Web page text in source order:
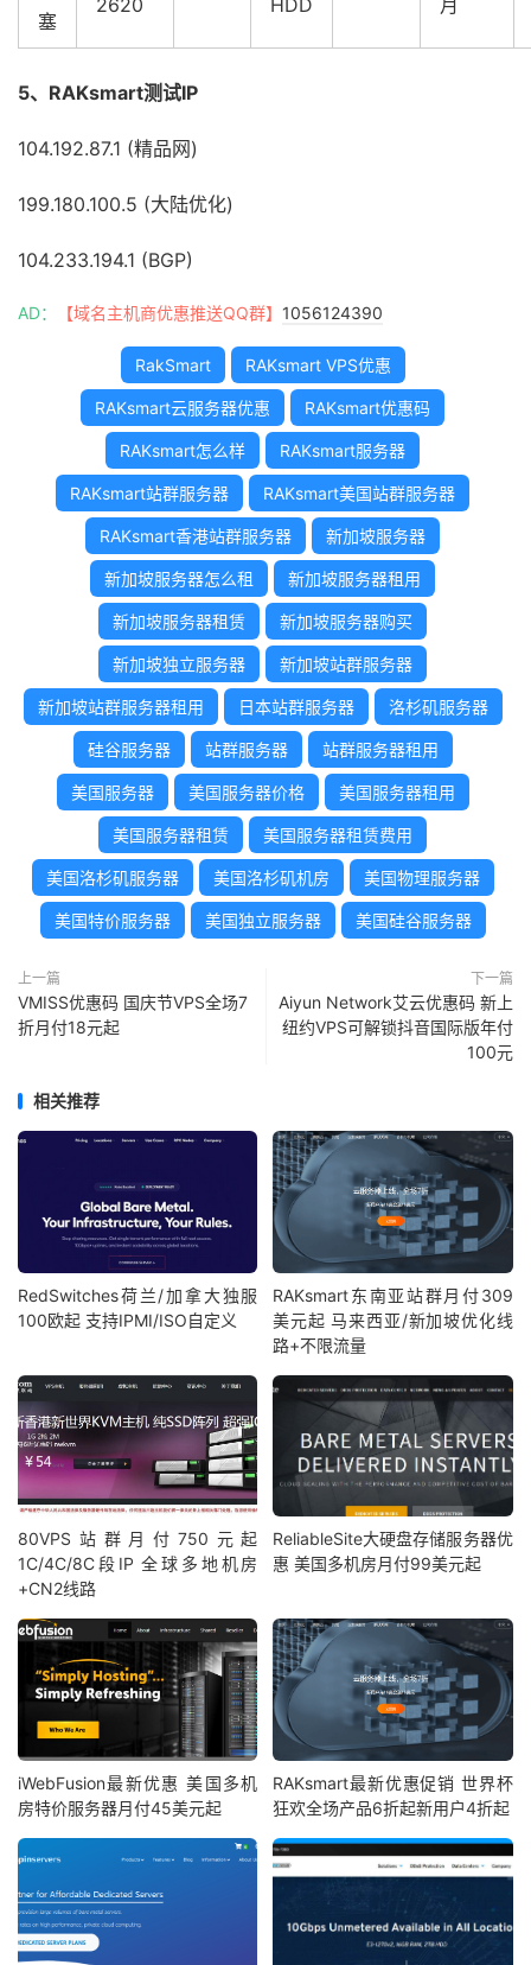
塞
2620
HDD
月
5、RAKsmart测试IP
104.192.87.1 (精品网)
199.180.100.5 (大陆优化)
104.233.194.1 (BGP)
AD： 【域名主机商优惠推送QQ群】 1056124390
RakSmart RAKsmart VPS优惠
RAKsmart云服务器优惠 RAKsmart优惠码
RAKsmart怎么样 RAKsmart服务器
RAKsmart站群服务器 RAKsmart美国站群服务器
RAKsmart香港站群服务器 新加坡服务器
新加坡服务器怎么租 新加坡服务器租用
新加坡服务器租赁 新加坡服务器购买
新加坡独立服务器 新加坡站群服务器
新加坡站群服务器租用 日本站群服务器 洛杉矶服务器
硅谷服务器 站群服务器 站群服务器租用
美国服务器 美国服务器价格 美国服务器租用
美国服务器租赁 美国服务器租赁费用
美国洛杉矶服务器 美国洛杉矶机房 美国物理服务器
美国特价服务器 美国独立服务器 美国硅谷服务器
上一篇
VMISS优惠码 国庆节VPS全场7
折月付18元起
下一篇
Aiyun Network艾云优惠码 新上
纽约VPS可解锁抖音国际版年付
100元
相关推荐
RedSwitches荷兰/加拿大独服
100欧起 支持IPMI/ISO自定义
RAKsmart东南亚站群月付309
美元起 马来西亚/新加坡优化线
路+不限流量
80VPS站群月付750元起
1C/4C/8C段IP 全球多地机房
+CN2线路
ReliableSite大硬盘存储服务器优
惠 美国多机房月付99美元起
iWebFusion最新优惠 美国多机
房特价服务器月付45美元起
RAKsmart最新优惠促销 世界杯
狂欢全场产品6折起新用户4折起